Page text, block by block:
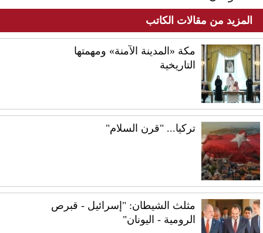
المزيد من مقالات الكاتب
مكة «المدينة الآمنة» ومهمتها
التاريخية
تركيا... "قرن السلام"
مثلث الشيطان: "إسرائيل - قبرص
الرومية - اليونان"